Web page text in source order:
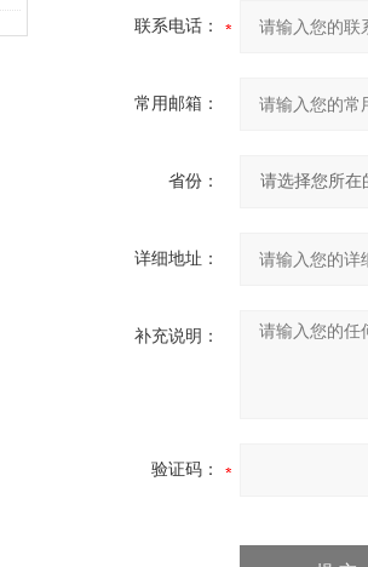
联系电话：
常用邮箱：
省份：
详细地址：
补充说明：
验证码：